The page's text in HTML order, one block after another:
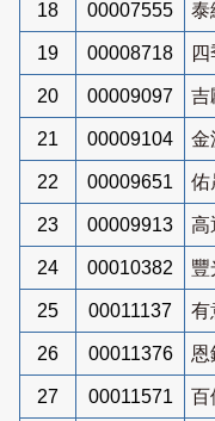
18 00007555 泰
19 00008718
20 00009097 吉
21 00009104 金
22 00009651 佑
23 00009913 高
24 00010382 豐
25 00011137 有
26 00011376 恩
27 00011571 百